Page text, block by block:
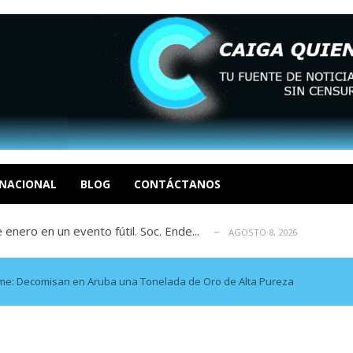
BLOG CONTÁCTANOS
R AGOSTO 8, 2026
Realpolitik y el Desmante... AGOSTO 8, 2026
García AGOSTO 7, 2026
en un evento fútil. Soc. Ende...
Luis Centeno S AGOSTO 8, 2026
R AGOSTO 8, 2026
Realpolitik y el Desmante... AGOSTO 8, 2026
García AGOSTO 7, 2026
Decomisan en Aruba una Tonelada de Oro de Alta Pureza